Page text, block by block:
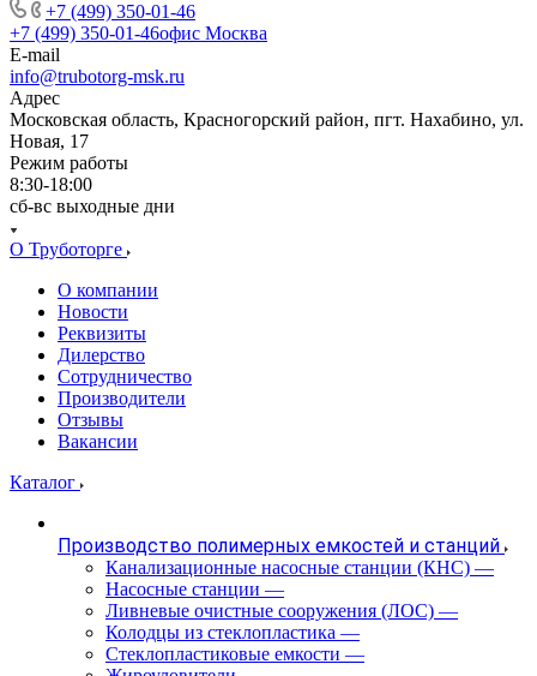
+7 (499) 350-01-46
+7 (499) 350-01-46офис Москва
E-mail
info@trubotorg-msk.ru
Адрес
Московская область, Красногорский район, пгт. Нахабино, ул.
Новая, 17
Режим работы
8:30-18:00
сб-вс выходные дни
О Труботорге
О компании
Новости
Реквизиты
Дилерство
Сотрудничество
Производители
Отзывы
Вакансии
Каталог
Производство полимерных емкостей и станций
Канализационные насосные станции (КНС) —
Насосные станции —
Ливневые очистные сооружения (ЛОС) —
Колодцы из стеклопластика —
Стеклопластиковые емкости —